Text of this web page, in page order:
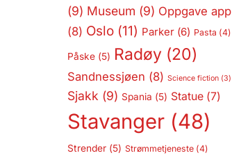
(9) Museum (9) Oppgave app
(8) Oslo(11) Parker(6) Pasta (4)
Påske(5) Radøy(20)
Sandnessjøen (8) Science fiction(3)
Sjakk (9) Spania (5) Statue(7)
Stavanger(48)
Strender(5) Strømmetjeneste(4)